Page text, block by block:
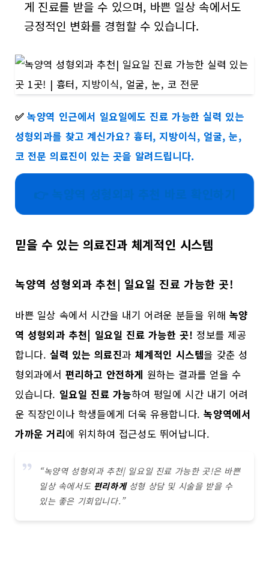
게 진료를 받을 수 있으며, 바쁜 일상 속에서도
긍정적인 변화를 경험할 수 있습니다.
✅녹양역 인근에서 일요일에도 진료 가능한 실력 있는
성형외과를 찾고 계신가요? 흉터, 지방이식, 얼굴, 눈,
코 전문 의료진이 있는 곳을 알려드립니다.
믿을 수 있는 의료진과 체계적인 시스템
녹양역 성형외과 추천| 일요일 진료 가능한 곳!
바쁜 일상 속에서 시간을 내기 어려운 분들을 위해 녹양
역 성형외과 추천| 일요일 진료 가능한 곳! 정보를 제공
합니다.실력 있는 의료진과 체계적인 시스템을 갖춘 성
형외과에서 편리하고 안전하게 원하는 결과를 얻을 수
있습니다. 일요일 진료 가능하여 평일에 시간 내기 어려
운 직장인이나 학생들에게 더욱 유용합니다.녹양역에서
가까운 거리에 위치하여 접근성도 뛰어납니다.
“녹양역 성형외과 추천| 일요일 진료 가능한 곳!은 바쁜
일상 속에서도 편리하게성형 상담 및 시술을 받을 수
있는 좋은 기회입니다.”